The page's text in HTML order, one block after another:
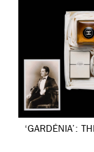
‘GARDÉNIA’: